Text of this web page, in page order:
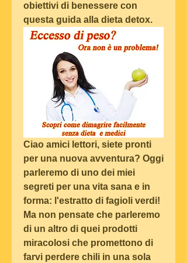
obiettivi di benessere con
questa guida alla dieta detox.
Ciao amici lettori, siete pronti
per una nuova avventura? Oggi
parleremo di uno dei miei
segreti per una vita sana e in
forma: l'estratto di fagioli verdi!
Ma non pensate che parleremo
di un altro di quei prodotti
miracolosi che promettono di
farvi perdere chili in una sola